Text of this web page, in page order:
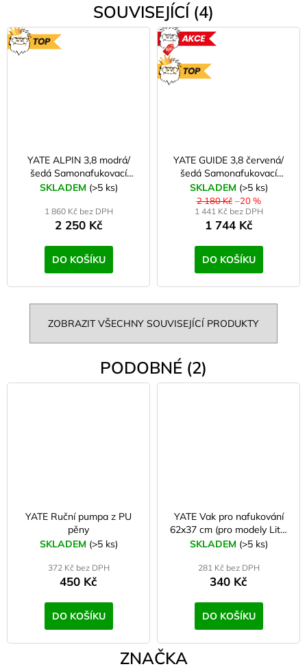
SOUVISEJÍCÍ (4)
YATE ALPIN 3,8 modrá/
šedá Samonafukovací
karimatka
SKLADEM (>5 ks)
1 860 Kč bez DPH
2 250 Kč
DO KOŠÍKU
YATE GUIDE 3,8 červená/
šedá Samonafukovací
karimatka
SKLADEM (>5 ks)
2 180 Kč –20 %
1 441 Kč bez DPH
1 744 Kč
DO KOŠÍKU
ZOBRAZIT VŠECHNY SOUVISEJÍCÍ PRODUKTY
PODOBNÉ (2)
YATE Ruční pumpa z PU
pěny
SKLADEM (>5 ks)
372 Kč bez DPH
450 Kč
DO KOŠÍKU
YATE Vak pro nafukování
62x37 cm (pro modely Lito,
Brody)
SKLADEM (>5 ks)
281 Kč bez DPH
340 Kč
DO KOŠÍKU
ZNAČKA